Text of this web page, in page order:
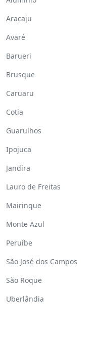
Aracaju
Avaré
Barueri
Brusque
Caruaru
Cotia
Guarulhos
Ipojuca
Jandira
Lauro de Freitas
Mairinque
Monte Azul
Peruíbe
São José dos Campos
São Roque
Uberlândia